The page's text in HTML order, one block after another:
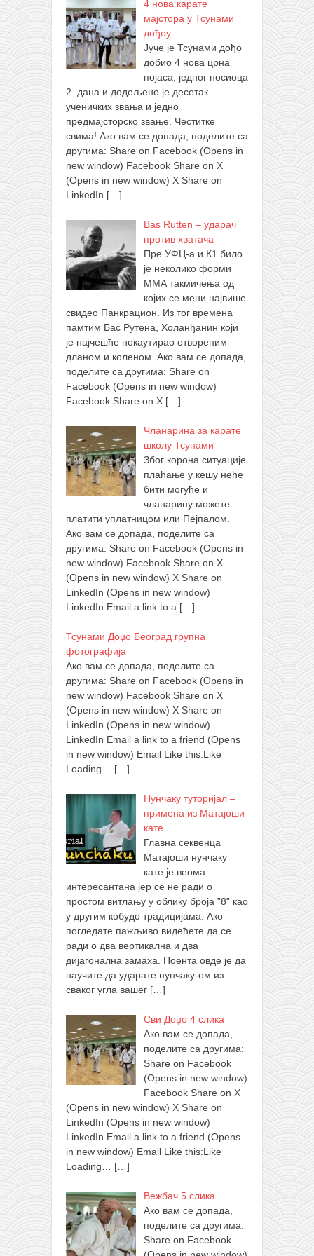
4 нова карате
мајстора у Тсунами
дођоу
Јуче је Тсунами дођо
добио 4 нова црна
појаса, једног носиоца
2. дана и додељено је десетак
ученичких звања и једно
предмајсторско звање. Честитке
свима! Ако вам се допада, поделите са
другима: Share on Facebook (Opens in
new window) Facebook Share on X
(Opens in new window) X Share on
LinkedIn […]
Bas Rutten – ударач
против хватача
Пре УФЦ-а и К1 било
је неколико форми
ММА такмичења од
којих се мени највише
свидео Панкрацион. Из тог времена
памтим Бас Рутена, Холанђанин који
је најчешће нокаутирао отвореним
дланом и коленом. Ако вам се допада,
поделите са другима: Share on
Facebook (Opens in new window)
Facebook Share on X […]
Чланарина за карате
школу Тсунами
Због корона ситуације
плаћање у кешу неће
бити могуће и
чланарину можете
платити уплатницом или Пејпалом.
Ако вам се допада, поделите са
другима: Share on Facebook (Opens in
new window) Facebook Share on X
(Opens in new window) X Share on
LinkedIn (Opens in new window)
LinkedIn Email a link to a […]
Тсунами Доџо Београд групна
фотографија
Ако вам се допада, поделите са
другима: Share on Facebook (Opens in
new window) Facebook Share on X
(Opens in new window) X Share on
LinkedIn (Opens in new window)
LinkedIn Email a link to a friend (Opens
in new window) Email Like this:Like
Loading…
[…]
Нунчаку туторијал –
примена из Матајоши
кате
Главна секвенца
Матајоши нунчаку
кате је веома
интересантана јер се не ради о
простом витлању у облику броја ”8” као
у другим кобудо традицијама. Ако
погледате пажљиво видећете да се
ради о два вертикална и два
дијагонална замаха. Поента овде је да
научите да ударате нунчаку-ом из
сваког угла вашег […]
Сви Доџо 4 слика
Ако вам се допада,
поделите са другима:
Share on Facebook
(Opens in new window)
Facebook Share on X
(Opens in new window) X Share on
LinkedIn (Opens in new window)
LinkedIn Email a link to a friend (Opens
in new window) Email Like this:Like
Loading…
[…]
Вежбач 5 слика
Ако вам се допада,
поделите са другима:
Share on Facebook